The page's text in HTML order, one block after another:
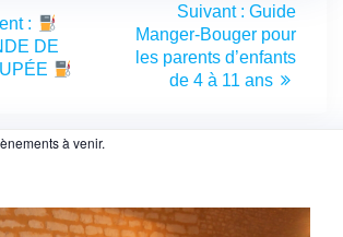
: Article
précédent
:
DE
Suivant : Article
suivant
:
Guide
Manger-Bouger pour
les parents d’enfants
de 4 à 11 ans
à venir.